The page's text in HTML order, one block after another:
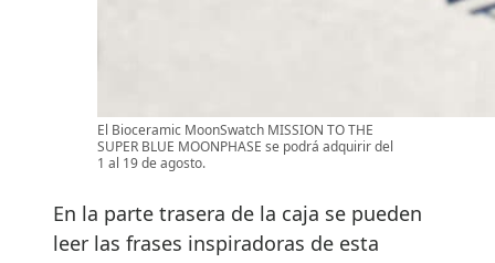
El Bioceramic MoonSwatch MISSION TO THE
SUPER BLUE MOONPHASE se podrá adquirir del
1 al 19 de agosto.
En la parte trasera de la caja se pueden
leer las frases inspiradoras de esta